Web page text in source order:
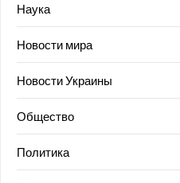
Наука
Новости мира
Новости Украины
Общество
Политика